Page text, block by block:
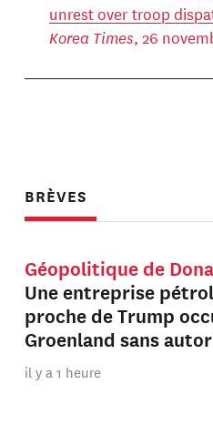
unrest over troop
Korea Times, 26
BRÈVES
Géopolitique de
Une entreprise
proche de Trump
Groenland sans
il y a 1 heure